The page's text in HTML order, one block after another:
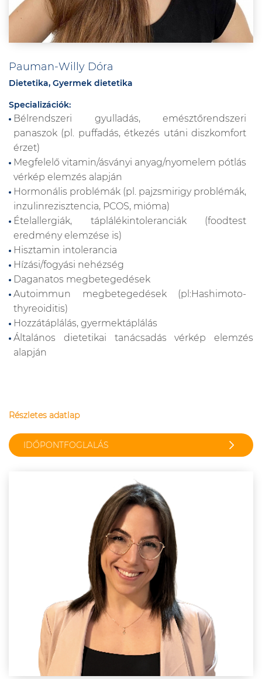
Pauman-Willy Dóra
Dietetika, Gyermek dietetika
Specializációk:
Bélrendszeri gyulladás, emésztőrendszeri
panaszok (pl. puffadás, étkezés utáni diszkomfort
érzet)
Megfelelő vitamin/ásványi anyag/nyomelem pótlás
vérkép elemzés alapján
Hormonális problémák (pl. pajzsmirigy problémák,
inzulinrezisztencia, PCOS, mióma)
Ételallergiák, táplálékintoleranciák (foodtest
eredmény elemzése is)
Hisztamin intolerancia
Hízási/fogyási nehézség
Daganatos megbetegedések
Autoimmun megbetegedések (pl:Hashimoto-
thyreoiditis)
Hozzátáplálás, gyermektáplálás
Általános dietetikai tanácsadás vérkép elemzés
alapján
Részletes adatlap
IDŐPONTFOGLALÁS